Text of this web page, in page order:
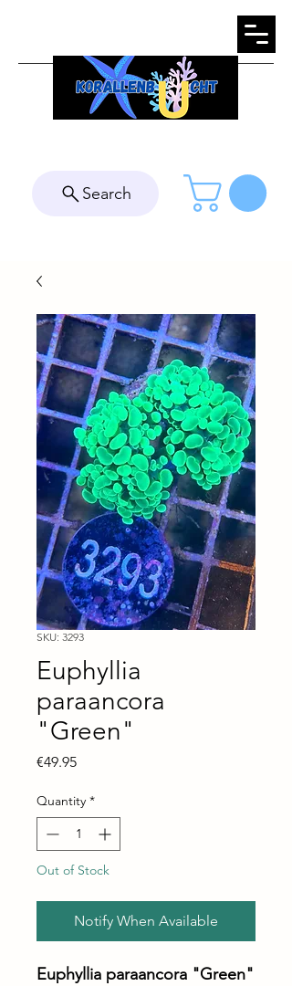
Search
SKU: 3293
Euphyllia
paraancora
"Green"
€49.95Price
Quantity *
Out of Stock
Notify When Available
Euphyllia paraancora "Green"